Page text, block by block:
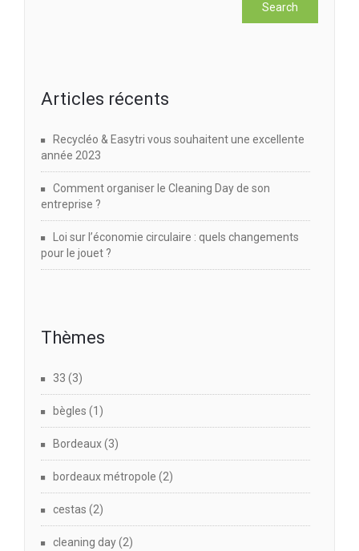
Articles récents
Recycléo & Easytri vous souhaitent une excellente
année 2023
Comment organiser le Cleaning Day de son
entreprise ?
Loi sur l’économie circulaire : quels changements
pour le jouet ?
Thèmes
33 (3)
bègles (1)
Bordeaux(3)
bordeaux métropole (2)
cestas (2)
cleaning day(2)